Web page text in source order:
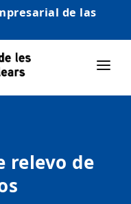
de las
relevo de